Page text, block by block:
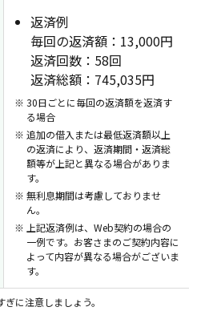
返済例
毎回の返済額：13,000円
返済回数：58回
返済総額：745,035円
30日ごとに毎回の返済額を返済す
る場合
追加の借入または最低返済額以上
の返済により、返済期間・返済総
額等が上記と異なる場合がありま
す。
無利息期間は考慮しておりませ
ん。
上記返済例は、Web契約の場合の
一例です。お客さまのご契約内容に
よって内容が異なる場合がございま
す。
に注意しましょう。